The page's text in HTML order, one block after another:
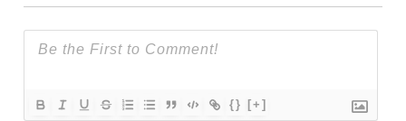
{} [+]